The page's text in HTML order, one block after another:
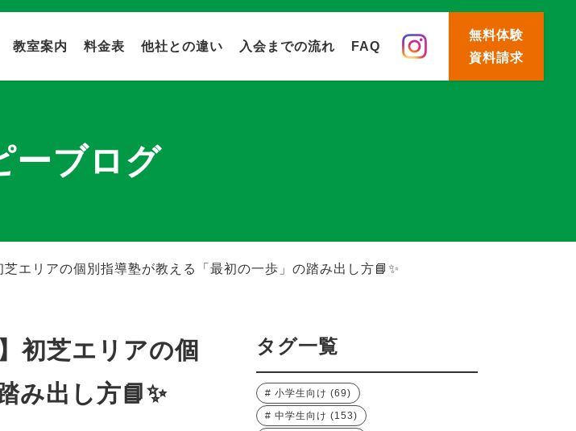
教室案内 料金表 他社との違い 入会までの流れ FAQ
無料体験
資料請求
ーブログ
エリアの個別指導塾が教える「最初の一歩」の踏み出し方📘✨
初芝エリアの個
み出し方📘✨
タグ一覧
小学生向け (69)
中学生向け (153)